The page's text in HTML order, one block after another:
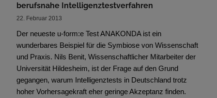
berufsnahe Intelligenztestverfahren
22. Februar 2013
Der neueste u-form:e Test ANAKONDA ist ein
wunderbares Beispiel für die Symbiose von Wissenschaft
und Praxis. Nils Benit, Wissenschaftlicher Mitarbeiter der
Universität Hildesheim, ist der Frage auf den Grund
gegangen, warum Intelligenztests in Deutschland trotz
hoher Vorhersagekraft eher geringe Akzeptanz finden.